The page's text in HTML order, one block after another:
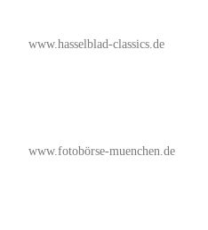
www.hasselblad-classics.de
www.fotobörse-muenchen.de